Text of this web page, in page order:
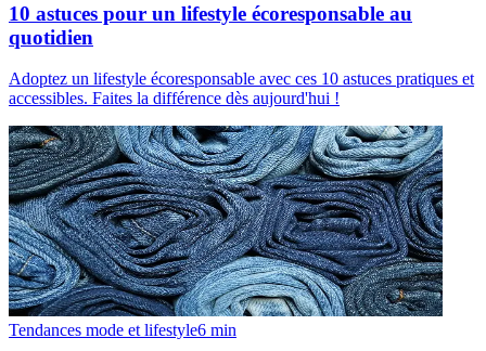
10 astuces pour un lifestyle écoresponsable au
quotidien
Adoptez un lifestyle écoresponsable avec ces 10 astuces pratiques et
accessibles. Faites la différence dès aujourd'hui !
Tendances mode et lifestyle6 min